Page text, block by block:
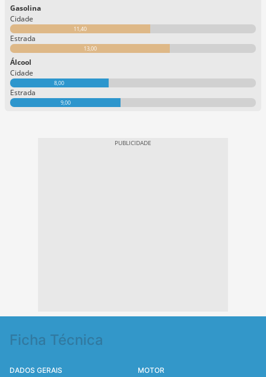
Gasolina
Cidade
11,40
Estrada
13,00
Álcool
Cidade
8,00
Estrada
9,00
Ficha Técnica
DADOS GERAIS
MOTOR